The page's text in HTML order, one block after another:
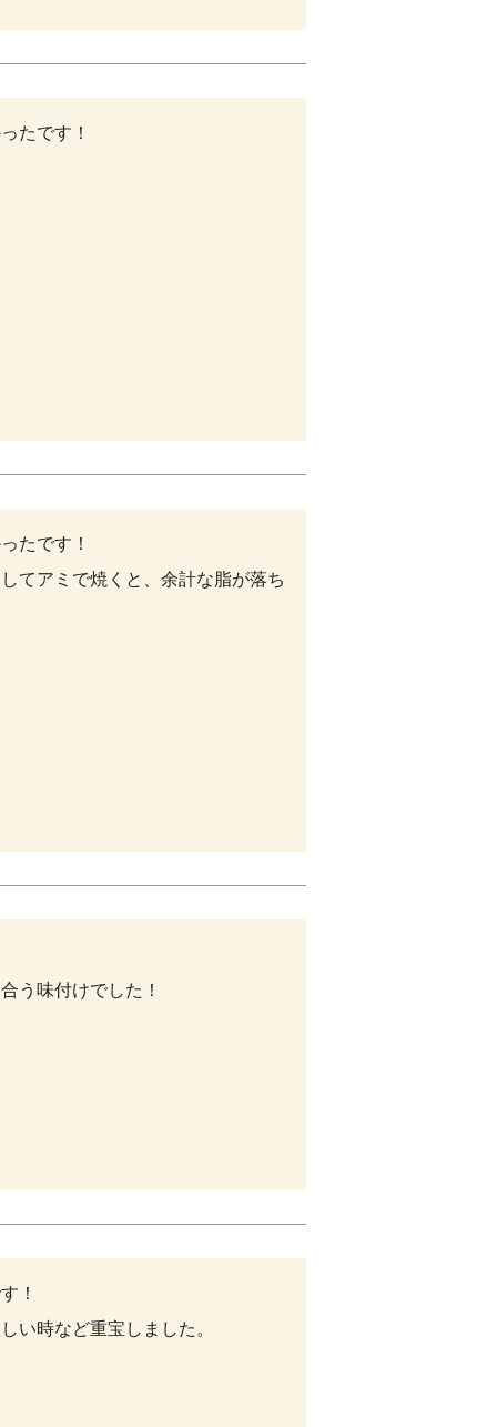
たです！
たです！
てアミで焼くと、余計な脂が落ち
う味付けでした！
！
い時など重宝しました。